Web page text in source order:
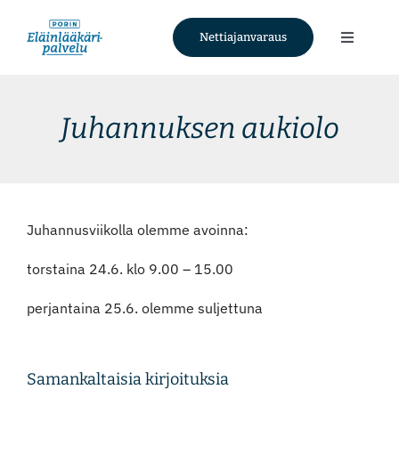
content
Nettiajanvaraus
Toggle
Tietoa meistä
Yhteystiedot
Nettiajanvaraus
Facebook
Juhannuksen aukiolo
Juhannusviikolla olemme avoinna:
torstaina 24.6. klo 9.00 – 15.00
perjantaina 25.6. olemme suljettuna
Samankaltaisia kirjoituksia